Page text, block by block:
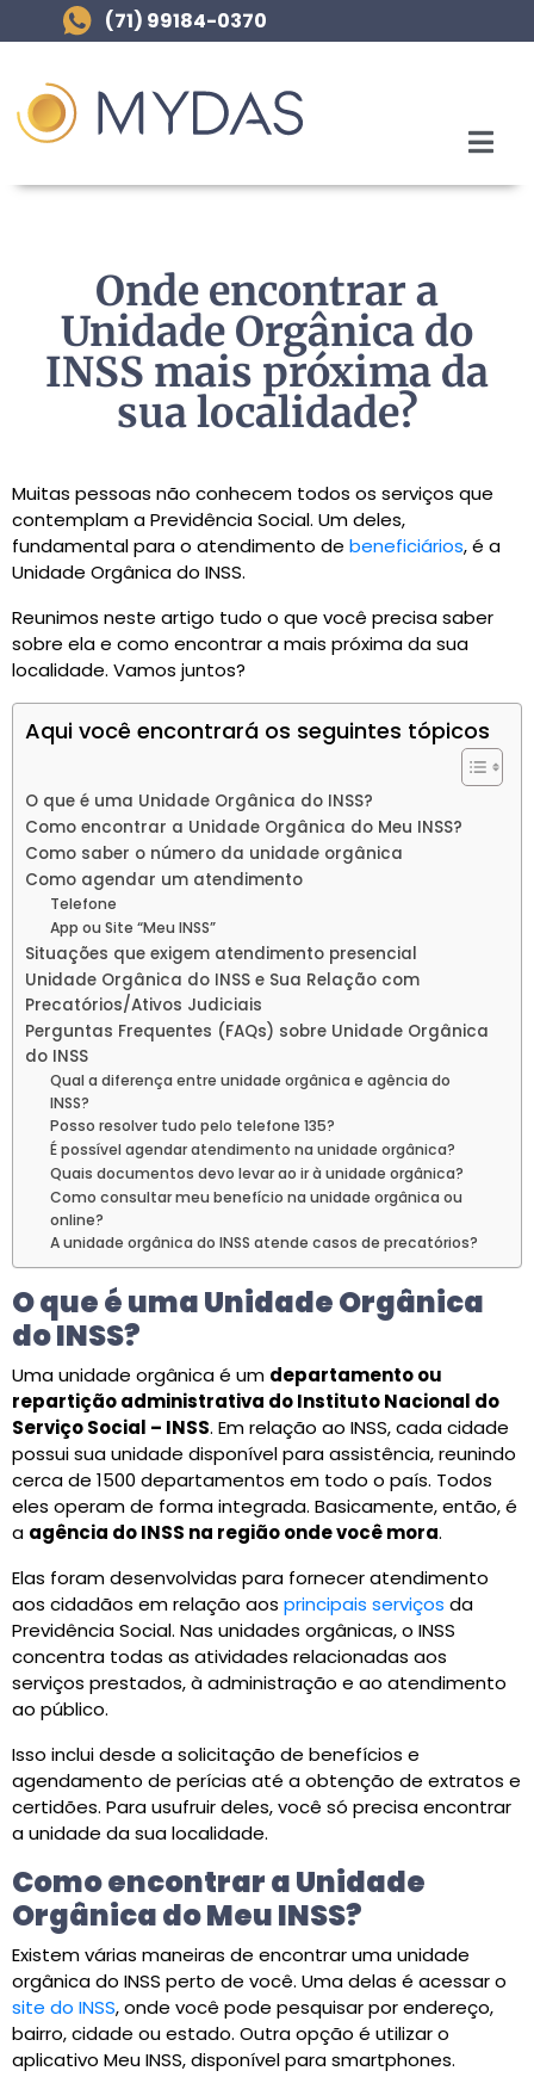
(71) 99184-0370
Onde encontrar a
Unidade Orgânica do
INSS mais próxima da
sua localidade?
Muitas pessoas não conhecem todos os serviços que
contemplam a Previdência Social. Um deles,
fundamental para o atendimento de beneficiários, é a
Unidade Orgânica do INSS.
Reunimos neste artigo tudo o que você precisa saber
sobre ela e como encontrar a mais próxima da sua
localidade. Vamos juntos?
Aqui você encontrará os seguintes tópicos
O que é uma Unidade Orgânica do INSS?
Como encontrar a Unidade Orgânica do Meu INSS?
Como saber o número da unidade orgânica
Como agendar um atendimento
Telefone
App ou Site “Meu INSS”
Situações que exigem atendimento presencial
Unidade Orgânica do INSS e Sua Relação com
Precatórios/Ativos Judiciais
Perguntas Frequentes (FAQs) sobre Unidade Orgânica
do INSS
Qual a diferença entre unidade orgânica e agência do
INSS?
Posso resolver tudo pelo telefone 135?
É possível agendar atendimento na unidade orgânica?
Quais documentos devo levar ao ir à unidade orgânica?
Como consultar meu benefício na unidade orgânica ou
online?
A unidade orgânica do INSS atende casos de precatórios?
O que é uma Unidade Orgânica
do INSS?
Uma unidade orgânica é um departamento ou
repartição administrativa do Instituto Nacional do
Serviço Social – INSS. Em relação ao INSS, cada cidade
possui sua unidade disponível para assistência, reunindo
cerca de 1500 departamentos em todo o país. Todos
eles operam de forma integrada. Basicamente, então, é
a agência do INSS na região onde você mora.
Elas foram desenvolvidas para fornecer atendimento
aos cidadãos em relação aos principais serviços da
Previdência Social. Nas unidades orgânicas, o INSS
concentra todas as atividades relacionadas aos
serviços prestados, à administração e ao atendimento
ao público.
Isso inclui desde a solicitação de benefícios e
agendamento de perícias até a obtenção de extratos e
certidões. Para usufruir deles, você só precisa encontrar
a unidade da sua localidade.
Como encontrar a Unidade
Orgânica do Meu INSS?
Existem várias maneiras de encontrar uma unidade
orgânica do INSS perto de você. Uma delas é acessar o
site do INSS, onde você pode pesquisar por endereço,
bairro, cidade ou estado. Outra opção é utilizar o
aplicativo Meu INSS, disponível para smartphones.